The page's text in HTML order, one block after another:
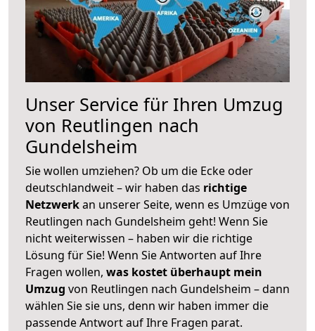
Unser Service für Ihren Umzug
von Reutlingen nach
Gundelsheim
Sie wollen umziehen? Ob um die Ecke oder
deutschlandweit – wir haben das richtige
Netzwerkan unserer Seite, wenn es Umzüge von
Reutlingen nach Gundelsheim geht! Wenn Sie
nicht weiterwissen – haben wir die richtige
Lösung für Sie! Wenn Sie Antworten auf Ihre
Fragen wollen, was kostet überhaupt mein
Umzug von Reutlingen nach Gundelsheim – dann
wählen Sie sie uns, denn wir haben immer die
passende Antwort auf Ihre Fragen parat.